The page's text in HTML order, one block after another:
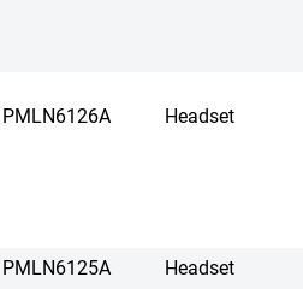
PMLN6126A Headset
PMLN6125A Headset